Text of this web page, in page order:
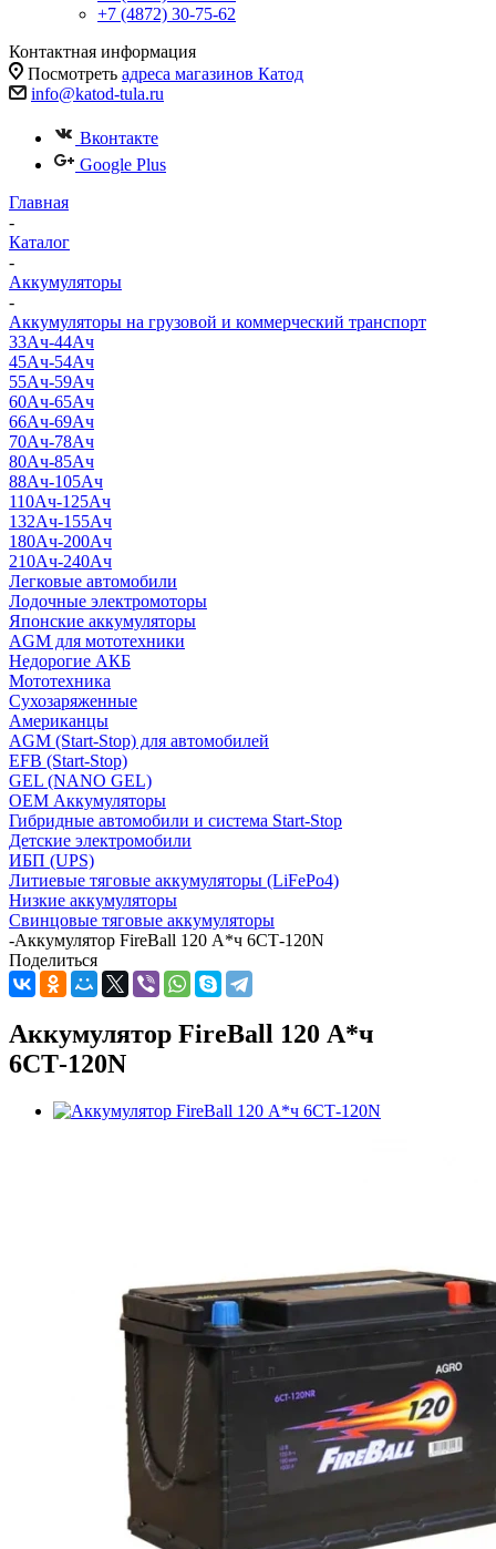
+7 (4872) 30-75-62
Контактная информация
Посмотреть адреса магазинов Катод
info@katod-tula.ru
Вконтакте
Google Plus
Главная
-
Каталог
-
Аккумуляторы
-
Аккумуляторы на грузовой и коммерческий транспорт
33Ач-44Ач
45Ач-54Ач
55Ач-59Ач
60Ач-65Ач
66Ач-69Ач
70Ач-78Ач
80Ач-85Ач
88Ач-105Ач
110Ач-125Ач
132Ач-155Ач
180Ач-200Ач
210Ач-240Ач
Легковые автомобили
Лодочные электромоторы
Японские аккумуляторы
AGM для мототехники
Недорогие АКБ
Мототехника
Сухозаряженные
Американцы
AGM (Start-Stop) для автомобилей
EFB (Start-Stop)
GEL (NANO GEL)
OEM Аккумуляторы
Гибридные автомобили и система Start-Stop
Детские электромобили
ИБП (UPS)
Литиевые тяговые аккумуляторы (LiFePo4)
Низкие аккумуляторы
Свинцовые тяговые аккумуляторы
-Аккумулятор FireBall 120 А*ч 6СТ-120N
Поделиться
Аккумулятор FireBall 120 А*ч
6СТ-120N